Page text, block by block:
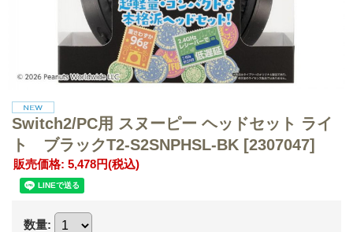
Switch2/PC用 スヌーピー ヘッドセット ライ
ト ブラックT2-S2SNPHSL-BK [2307047]
販売価格: 5,478円(税込)
数量: